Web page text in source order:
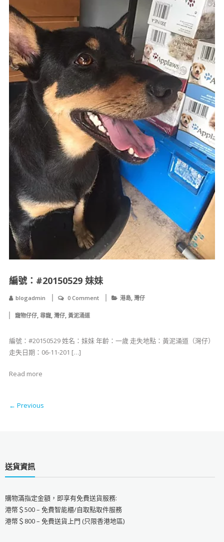
編號：#20150529 妹妹
blogadmin 0 Comment 港島, 灣仔
寵物仔仔, 尋寵, 灣仔, 黃泥涌道
編號：#20150529 姓名：妹妹 年齡：一歲 ​走失地點：黃泥涌道（灣仔）
​走失日期：06-11-201 […]
Read more
← Previous
送貨資訊
購物滿指定金額，即享有免費送貨服務:
港幣＄500 – 免費智能櫃/自取點取件服務
港幣＄800 – 免費送貨上門 (只限香港地區)